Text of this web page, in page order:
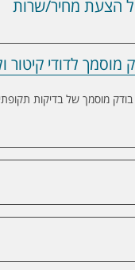
הצעת מחיר/שרות
קיטור ולקולטי אוויר
לדודי קיטור
מוסמך של בדיקות